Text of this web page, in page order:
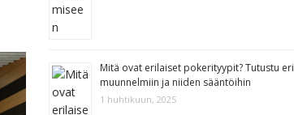
Mitä ovat erilaiset pokerityypit? Tutustu eri
muunnelmiin ja niiden sääntöihin
1 huhtikuun, 2025